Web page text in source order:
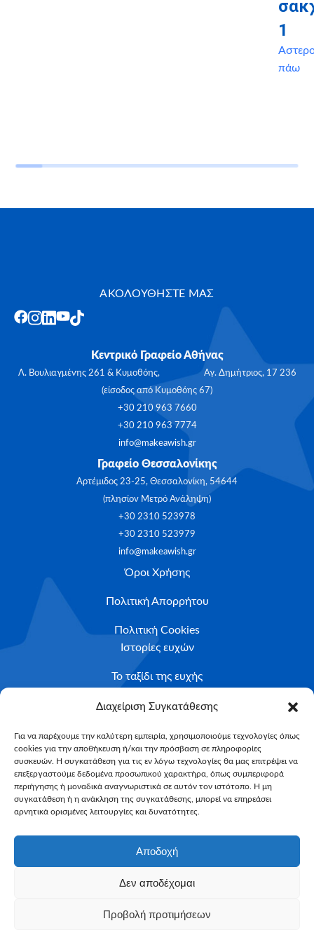
Διαχείριση Συγκατάθεσης
Για να παρέχουμε την καλύτερη εμπειρία, χρησιμοποιούμε τεχνολογίες όπως
cookies για την αποθήκευση ή/και την πρόσβαση σε πληροφορίες
συσκευών. Η συγκατάθεση για τις εν λόγω τεχνολογίες θα μας επιτρέψει να
επεξεργαστούμε δεδομένα προσωπικού χαρακτήρα, όπως συμπεριφορά
περιήγησης ή μοναδικά αναγνωριστικά σε αυτόν τον ιστότοπο. Η μη
συγκατάθεση ή η ανάκληση της συγκατάθεσης, μπορεί να επηρεάσει
αρνητικά ορισμένες λειτουργίες και δυνατότητες.
Αποδοχή
Δεν αποδέχομαι
Προβολή προτιμήσεων
1
πάω
ΑΚΟΛΟΥΘΗΣΤΕ ΜΑΣ
Κεντρικό Γραφείο Αθήνας
Λ. Βουλιαγμένης 261 & Κυμοθόης, Αγ. Δημήτριος, 17 236
(είσοδος από Κυμοθόης 67)
+30 210 963 7660
+30 210 963 7774
info@makeawish.gr
Γραφείο Θεσσαλονίκης
Αρτέμιδος 23-25, Θεσσαλονίκη, 54644
(πλησίον Μετρό Ανάληψη)
+30 2310 523978
+30 2310 523979
info@makeawish.gr
Όροι Χρήσης
Πολιτική Απορρήτου
Πολιτική Cookies
Ιστορίες ευχών
Το ταξίδι της ευχής
Κριτήρια Καταλληλότητας
Υποβολή Αιτήματος
NEWSLETTER
Email*
All Rights Reserved